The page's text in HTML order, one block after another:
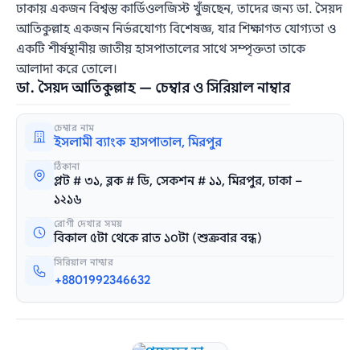
ঢাকায় একজন বিশ্বস্ত কার্ডিওলজিস্ট খুঁজছেন, তাদের জন্য ডা. সৈয়দ
আতিকুল্লাহ একজন নির্ভরযোগ্য বিশেষজ্ঞ, যার শিক্ষাগত যোগ্যতা ও
একটি শীর্ষস্থানীয় জাতীয় হাসপাতালের সাথে সম্পৃক্ততা তাকে
আলাদা করে তোলে।
ডা. সৈয়দ আতিকুল্লাহ — চেম্বার ও সিরিয়াল নাম্বার
চেম্বার নাম
ইসলামী ব্যাংক হাসপাতাল, মিরপুর
ঠিকানা
প্লট # ৩১, ব্লক # ডি, সেকশন # ১১, মিরপুর, ঢাকা –
১২১৬
রোগী দেখার সময়
বিকাল ৫টা থেকে রাত ১০টা (শুক্রবার বন্ধ)
সিরিয়াল নাম্বার
+8801992346632